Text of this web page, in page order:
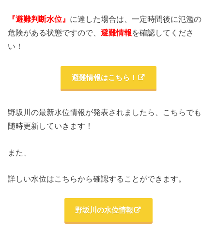
『避難判断水位』 に達した場合は、一定時間後に氾濫の
危険がある状態ですので、避難情報を確認してくださ
い！
避難情報はこちら！
野坂川の最新水位情報が発表されましたら、こちらでも
随時更新していきます！
また、
詳しい水位はこちらから確認することができます。
野坂川の水位情報